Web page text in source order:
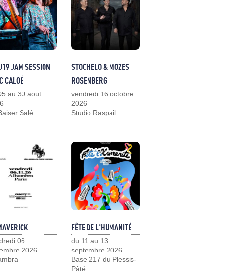
JAM SESSION
CALOÉ
au 30 août
Salé
STOCHELO & MOZES
ROSENBERG
vendredi 16 octobre
2026
Studio Raspail
06
2026
FÊTE DE L'HUMANITÉ
du 11 au 13
septembre 2026
Base 217 du Plessis-
Pâté